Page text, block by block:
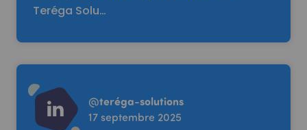
Teréga Solu…
Read more
@teréga-solutions
17 septembre 2025